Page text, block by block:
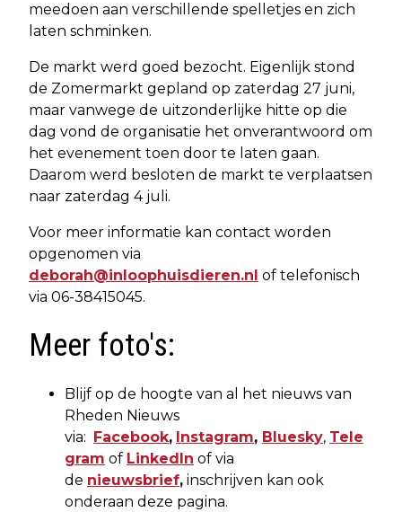
meedoen aan verschillende spelletjes en zich
laten schminken.
De markt werd goed bezocht. Eigenlijk stond
de Zomermarkt gepland op zaterdag 27 juni,
maar vanwege de uitzonderlijke hitte op die
dag vond de organisatie het onverantwoord om
het evenement toen door te laten gaan.
Daarom werd besloten de markt te verplaatsen
naar zaterdag 4 juli.
Voor meer informatie kan contact worden
opgenomen via
deborah@inloophuisdieren.nl of telefonisch
via 06-38415045.
Meer foto's:
Blijf op de hoogte van al het nieuws van
Rheden Nieuws
via:
Facebook, Instagram, Bluesky, Tele
gram of LinkedIn of via
de nieuwsbrief, inschrijven kan ook
onderaan deze pagina.